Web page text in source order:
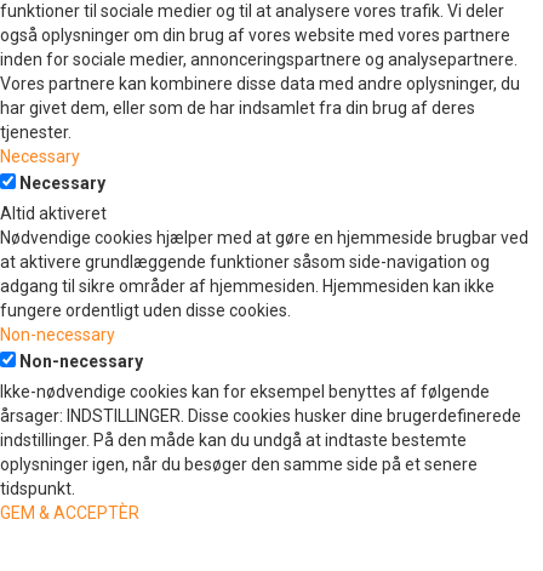
funktioner til sociale medier og til at analysere vores trafik. Vi deler
også oplysninger om din brug af vores website med vores partnere
inden for sociale medier, annonceringspartnere og analysepartnere.
Vores partnere kan kombinere disse data med andre oplysninger, du
har givet dem, eller som de har indsamlet fra din brug af deres
tjenester.
Necessary
Necessary
Altid aktiveret
Nødvendige cookies hjælper med at gøre en hjemmeside brugbar ved
at aktivere grundlæggende funktioner såsom side-navigation og
adgang til sikre områder af hjemmesiden. Hjemmesiden kan ikke
fungere ordentligt uden disse cookies.
Non-necessary
Non-necessary
Ikke-nødvendige cookies kan for eksempel benyttes af følgende
årsager: INDSTILLINGER. Disse cookies husker dine brugerdefinerede
indstillinger. På den måde kan du undgå at indtaste bestemte
oplysninger igen, når du besøger den samme side på et senere
tidspunkt.
GEM & ACCEPTÈR